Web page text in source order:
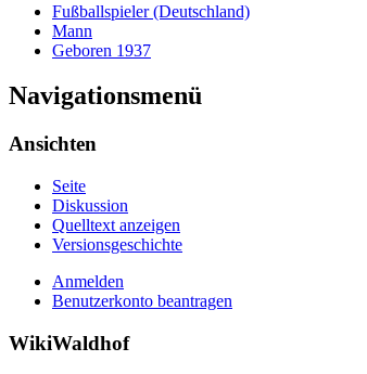
Fußballspieler (Deutschland)
Mann
Geboren 1937
Navigationsmenü
Ansichten
Seite
Diskussion
Quelltext anzeigen
Versionsgeschichte
Anmelden
Benutzerkonto beantragen
WikiWaldhof